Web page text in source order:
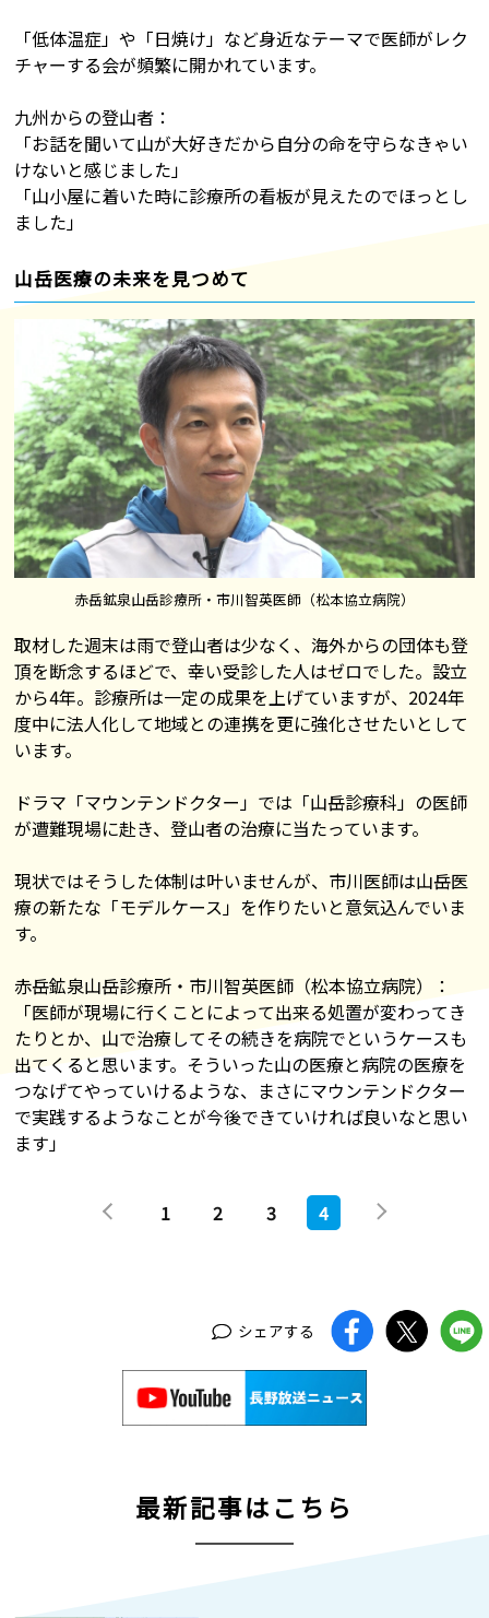
「低体温症」や「日焼け」など身近なテーマで医師がレク
チャーする会が頻繁に開かれています。
九州からの登山者：
「お話を聞いて山が大好きだから自分の命を守らなきゃい
けないと感じました」
「山小屋に着いた時に診療所の看板が見えたのでほっとし
ました」
山岳医療の未来を見つめて
赤岳鉱泉山岳診療所・市川智英医師（松本協立病院）
取材した週末は雨で登山者は少なく、海外からの団体も登
頂を断念するほどで、幸い受診した人はゼロでした。設立
から4年。診療所は一定の成果を上げていますが、2024年
度中に法人化して地域との連携を更に強化させたいとして
います。
ドラマ「マウンテンドクター」では「山岳診療科」の医師
が遭難現場に赴き、登山者の治療に当たっています。
現状ではそうした体制は叶いませんが、市川医師は山岳医
療の新たな「モデルケース」を作りたいと意気込んでいま
す。
赤岳鉱泉山岳診療所・市川智英医師（松本協立病院）：
「医師が現場に行くことによって出来る処置が変わってき
たりとか、山で治療してその続きを病院でというケースも
出てくると思います。そういった山の医療と病院の医療を
つなげてやっていけるような、まさにマウンテンドクター
で実践するようなことが今後できていければ良いなと思い
ます」
1 2 3 4
シェアする
最新記事はこちら